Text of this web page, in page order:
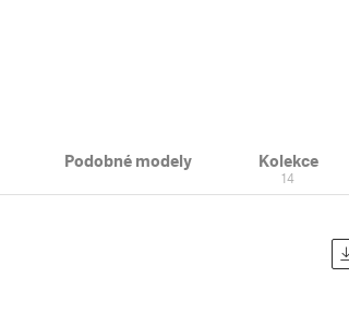
Podobné modely Kolekce
14